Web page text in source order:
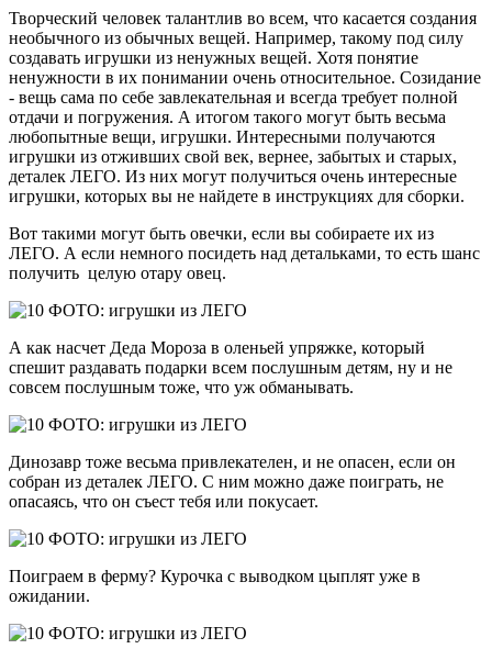
Творческий человек талантлив во всем, что касается создания
необычного из обычных вещей. Например, такому под силу
создавать игрушки из ненужных вещей. Хотя понятие
ненужности в их понимании очень относительное. Созидание
- вещь сама по себе завлекательная и всегда требует полной
отдачи и погружения. А итогом такого могут быть весьма
любопытные вещи, игрушки. Интересными получаются
игрушки из отживших свой век, вернее, забытых и старых,
деталек ЛЕГО. Из них могут получиться очень интересные
игрушки, которых вы не найдете в инструкциях для сборки.
Вот такими могут быть овечки, если вы собираете их из
ЛЕГО. А если немного посидеть над детальками, то есть шанс
получить целую отару овец.
А как насчет Деда Мороза в оленьей упряжке, который
спешит раздавать подарки всем послушным детям, ну и не
совсем послушным тоже, что уж обманывать.
Динозавр тоже весьма привлекателен, и не опасен, если он
собран из деталек ЛЕГО. С ним можно даже поиграть, не
опасаясь, что он съест тебя или покусает.
Поиграем в ферму? Курочка с выводком цыплят уже в
ожидании.